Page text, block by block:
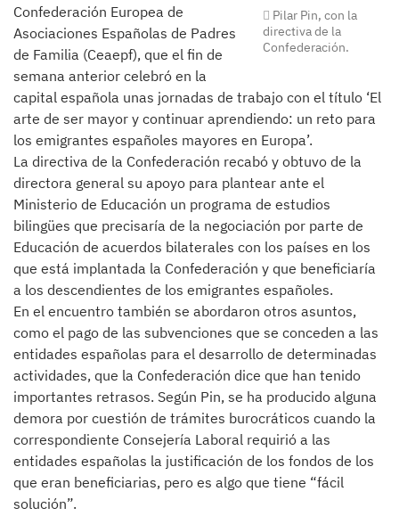
Pilar Pin, con la
directiva de la
Confederación.
Confederación Europea de
Asociaciones Españolas de Padres
de Familia (Ceaepf), que el fin de
semana anterior celebró en la
capital española unas jornadas de trabajo con el título ‘El
arte de ser mayor y continuar aprendiendo: un reto para
los emigrantes españoles mayores en Europa’.
La directiva de la Confederación recabó y obtuvo de la
directora general su apoyo para plantear ante el
Ministerio de Educación un programa de estudios
bilingües que precisaría de la negociación por parte de
Educación de acuerdos bilaterales con los países en los
que está implantada la Confederación y que beneficiaría
a los descendientes de los emigrantes españoles.
En el encuentro también se abordaron otros asuntos,
como el pago de las subvenciones que se conceden a las
entidades españolas para el desarrollo de determinadas
actividades, que la Confederación dice que han tenido
importantes retrasos. Según Pin, se ha producido alguna
demora por cuestión de trámites burocráticos cuando la
correspondiente Consejería Laboral requirió a las
entidades españolas la justificación de los fondos de los
que eran beneficiarias, pero es algo que tiene “fácil
solución”.